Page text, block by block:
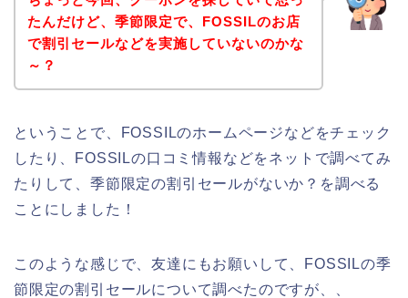
たんだけど、季節限定で、FOSSILのお店
で割引セールなどを実施していないのかな
～？
ということで、FOSSILのホームページなどをチェック
したり、FOSSILの口コミ情報などをネットで調べてみ
たりして、季節限定の割引セールがないか？を調べる
ことにしました！
このような感じで、友達にもお願いして、FOSSILの季
節限定の割引セールについて調べたのですが、、